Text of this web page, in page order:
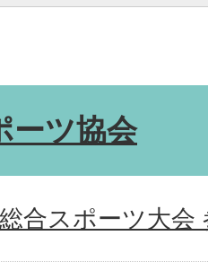
ーツ協会
合スポーツ大会